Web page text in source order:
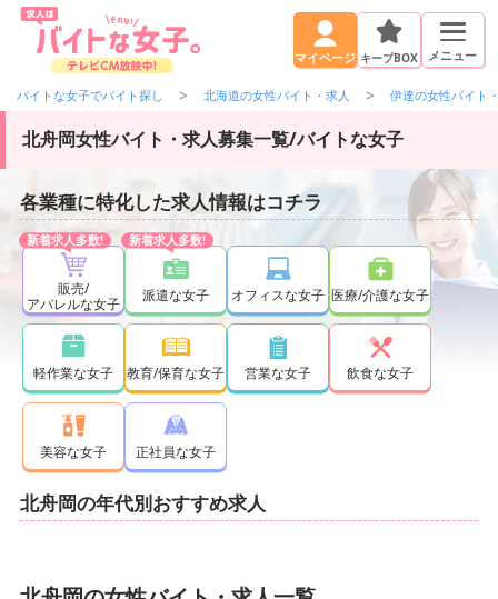
マイページ キープBOX メニュー
バイトな女子でバイト探し 北海道の女性バイト・求人 伊達の女性バイト
北舟岡女性バイト・求人募集一覧/バイトな女子
各業種に特化した求人情報はコチラ
販売/
アパレルな女子
派遣な女子 オフィスな女子 医療/介護な女子
軽作業な女子 教育/保育な女子 営業な女子 飲食な女子
美容な女子 正社員な女子
北舟岡の年代別おすすめ求人